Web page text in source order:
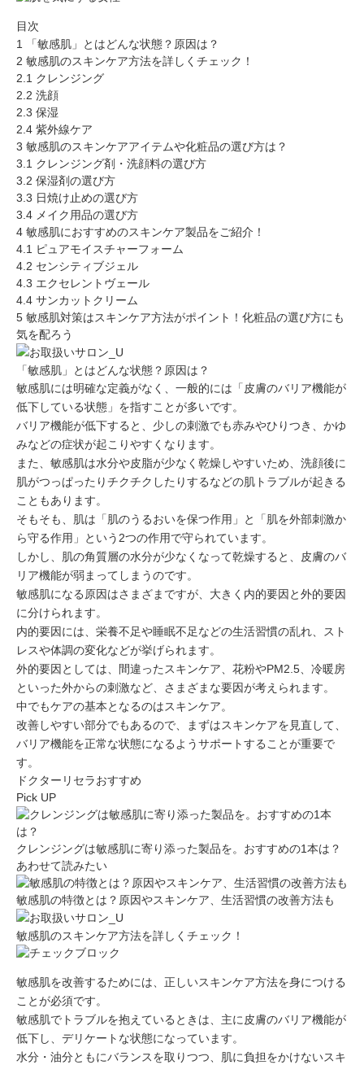
目次
1
「敏感肌」とはどんな状態？原因は？
2 敏感肌のスキンケア方法を詳しくチェック！
2.1 クレンジング
2.2 洗顔
2.3 保湿
2.4 紫外線ケア
3 敏感肌のスキンケアアイテムや化粧品の選び方は？
3.1 クレンジング剤・洗顔料の選び方
3.2 保湿剤の選び方
3.3 日焼け止めの選び方
3.4 メイク用品の選び方
4 敏感肌におすすめのスキンケア製品をご紹介！
4.1 ピュアモイスチャーフォーム
4.2 センシティブジェル
4.3 エクセレントヴェール
4.4 サンカットクリーム
5 敏感肌対策はスキンケア方法がポイント！化粧品の選び方にも
気を配ろう
「敏感肌」とはどんな状態？原因は？
敏感肌には明確な定義がなく、一般的には 「皮膚のバリア機能が
低下している状態」 を指すことが多いです。
バリア機能が低下すると、少しの刺激でも赤みやひりつき、かゆ
みなどの症状が起こりやすくなります。
また、敏感肌は水分や皮脂が少なく乾燥しやすいため、洗顔後に
肌がつっぱったりチクチクしたりするなどの肌トラブルが起きる
こともあります。
そもそも、肌は 「肌のうるおいを保つ作用」 と
「肌を外部刺激か
ら守る作用」
という2つの作用で守られています。
しかし、肌の角質層の水分が少なくなって乾燥すると、皮膚のバ
リア機能が弱まってしまうのです。
敏感肌になる原因はさまざまですが、大きく 内的要因と外的要因
に分けられます。
内的要因には、栄養不足や睡眠不足などの生活習慣の乱れ、スト
レスや体調の変化などが挙げられます。
外的要因としては、間違ったスキンケア、花粉やPM2.5、冷暖房
といった外からの刺激など、さまざまな要因が考えられます。
中でもケアの基本となるのはスキンケア。
改善しやすい部分でもあるので、まずはスキンケアを見直して、
バリア機能を正常な状態になるようサポートすることが重要で
す。
ドクターリセラおすすめ
Pick UP
クレンジングは敏感肌に寄り添った製品を。おすすめの1本は？
あわせて読みたい
敏感肌の特徴とは？原因やスキンケア、生活習慣の改善方法も
敏感肌のスキンケア方法を詳しくチェック！
敏感肌を改善するためには、 正しいスキンケア方法を身につける
ことが必須です。
敏感肌でトラブルを抱えているときは、主に 皮膚のバリア機能が
低下し、 デリケートな状態になっています。
水分・油分ともにバランスを取りつつ、
肌に負担をかけないスキ